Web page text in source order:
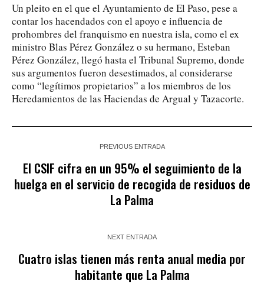
Un pleito en el que el Ayuntamiento de El Paso, pese a
contar los hacendados con el apoyo e influencia de
prohombres del franquismo en nuestra isla, como el ex
ministro Blas Pérez González o su hermano, Esteban
Pérez González, llegó hasta el Tribunal Supremo, donde
sus argumentos fueron desestimados, al considerarse
como “legítimos propietarios” a los miembros de los
Heredamientos de las Haciendas de Argual y Tazacorte.
PREVIOUS ENTRADA
El CSIF cifra en un 95% el seguimiento de la
huelga en el servicio de recogida de residuos de
La Palma
NEXT ENTRADA
Cuatro islas tienen más renta anual media por
habitante que La Palma